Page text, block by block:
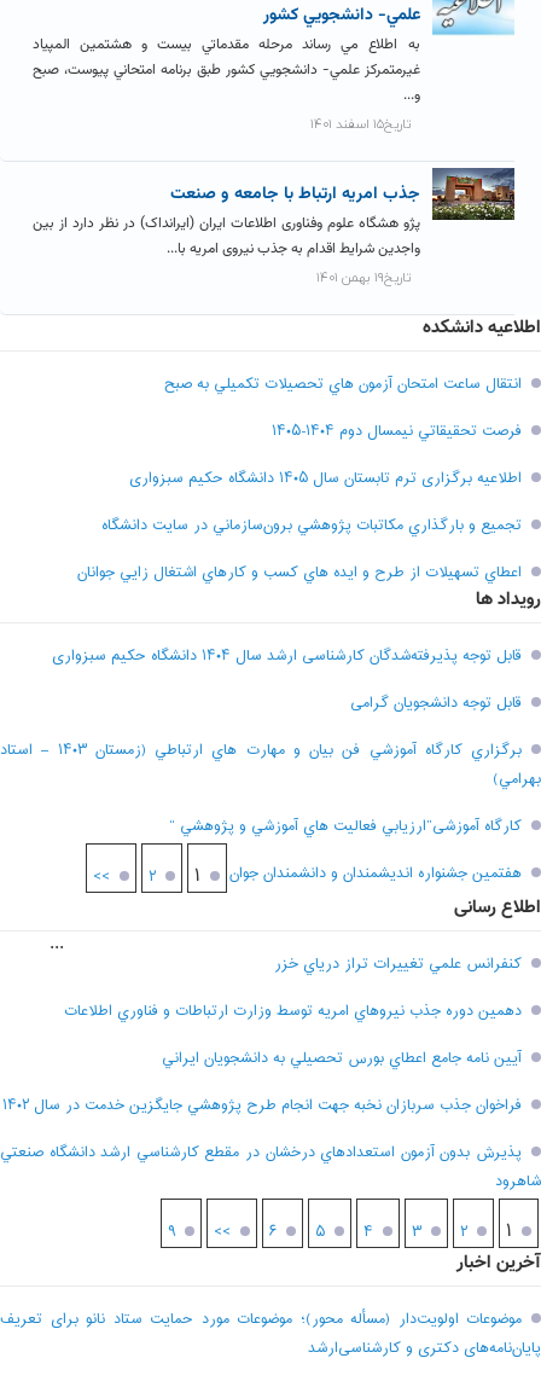
علمي- دانشجويي كشور
به اطلاع مي رساند مرحله مقدماتي بيست و هشتمين المپياد
غيرمتمركز علمي- دانشجويي كشور طبق برنامه امتحاني پيوست، صبح
و...
تاریخ۱۵ اسفند ۱۴۰۱
جذب امریه ارتباط با جامعه و صنعت
پژو هشگاه علوم وفناوری اطلاعات ایران (ایرانداک) در نظر دارد از بین
واجدین شرایط اقدام به جذب نیروی امریه با...
تاریخ۱۹ بهمن ۱۴۰۱
اطلاعیه دانشکده
انتقال ساعت امتحان آزمون هاي تحصيلات تکميلي به صبح
فرصت تحقيقاتي نیمسال دوم ۱۴۰۴-۱۴۰۵
اطلاعیه برگزاری ترم تابستان سال ۱۴۰۵ دانشگاه حکیم سبزواری
تجميع و بارگذاري مکاتبات پژوهشي برون‌سازماني در سايت دانشگاه
اعطاي تسهيلات از طرح و ايده هاي کسب و کارهاي اشتغال زايي جوانان
رویداد ها
قابل توجه پذیرفته‌شدگان کارشناسی ارشد سال ۱۴۰۴ دانشگاه حکیم سبزواری
قابل توجه دانشجویان گرامی
برگزاري کارگاه آموزشي فن بيان و مهارت هاي ارتباطي (زمستان ۱۴۰۳ – استاد
بهرامي)
کارگاه آموزشی”ارزيابي فعاليت هاي آموزشي و پژوهشي “
هفتمين جشنواره انديشمندان و دانشمندان جوان
۱ ۲ >>
اطلاع رسانی
کنفرانس علمي تغييرات تراز درياي خزر
دهمين دوره جذب نيروهاي امريه توسط وزارت ارتباطات و فناوري اطلاعات
آيين نامه جامع اعطاي بورس تحصيلي به دانشجويان ايراني
فراخوان جذب سربازان نخبه جهت انجام طرح پژوهشي جايگزين خدمت در سال ۱۴۰۲
پذيرش بدون آزمون استعدادهاي درخشان در مقطع کارشناسي ارشد دانشگاه صنعتي
شاهرود
۱ ۲ ۳ ۴ ۵ ۶
...
۹ >>
آخرین اخبار
موضوعات اولویت‌دار (مسأله محور)؛ موضوعات مورد حمایت ستاد نانو برای تعریف
پایان‌نامه‌های دکتری و کارشناسی‌ارشد